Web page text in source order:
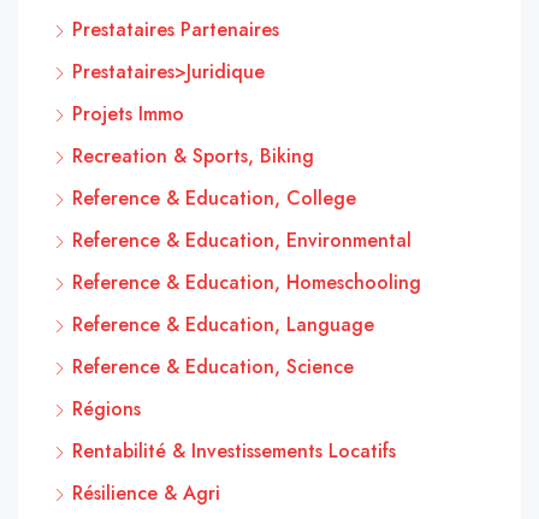
Prestataires Partenaires
Prestataires>Juridique
Projets Immo
Recreation & Sports, Biking
Reference & Education, College
Reference & Education, Environmental
Reference & Education, Homeschooling
Reference & Education, Language
Reference & Education, Science
Régions
Rentabilité & Investissements Locatifs
Résilience & Agri